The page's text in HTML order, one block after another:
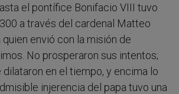
el pontífice Bonifacio VIII tuvo
a través del cardenal Matteo
quien envió con la misión de
No prosperaron sus intentos;
en el tiempo, y encima lo
injerencia del papa tuvo una